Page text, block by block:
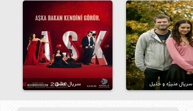
سریال منیژه و خلیل سریال عشق